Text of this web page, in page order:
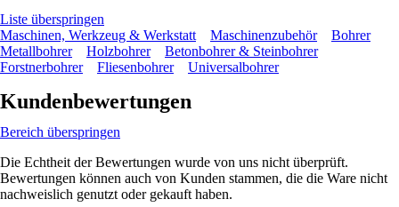
Liste überspringen
Maschinen, Werkzeug & Werkstatt
Maschinenzubehör
Bohrer
Metallbohrer
Holzbohrer
Betonbohrer & Steinbohrer
Forstnerbohrer
Fliesenbohrer Universalbohrer
Kundenbewertungen
Bereich überspringen
Die Echtheit der Bewertungen wurde von uns nicht überprüft.
Bewertungen können auch von Kunden stammen, die die Ware nicht
nachweislich genutzt oder gekauft haben.